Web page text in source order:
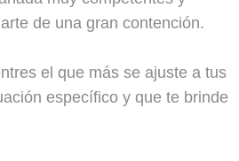
de una gran contención.
el que más se ajuste a tus
específico y que te brinde